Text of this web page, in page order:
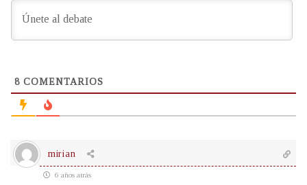
8 COMENTARIOS
mirian
6 años atrás